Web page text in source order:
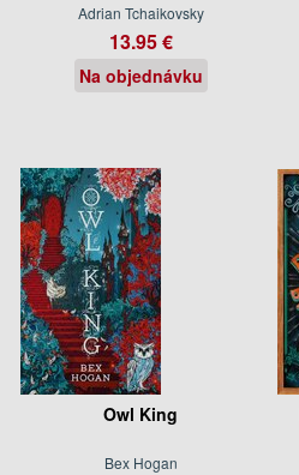
Adrian Tchaikovsky
13.95 €
Na objednávku
Owl King
Bex Hogan